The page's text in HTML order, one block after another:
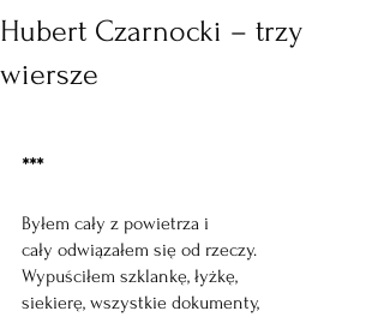
Hubert Czarnocki – trzy
wiersze
***
Byłem cały z powietrza i
cały odwiązałem się od rzeczy.
Wypuściłem szklankę, łyżkę,
siekierę, wszystkie dokumenty,